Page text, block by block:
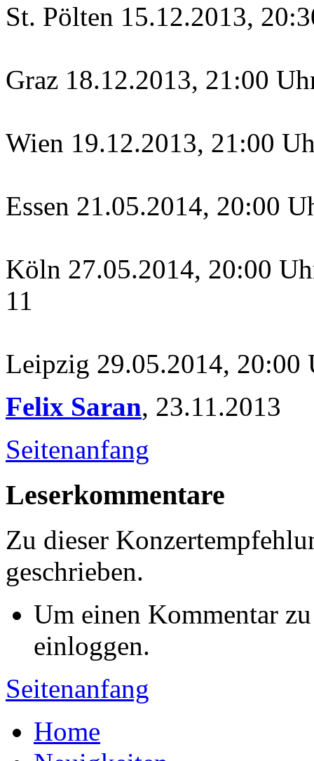
St. Pölten 15.12.2013,
Graz 18.12.2013, 21:00
Wien 19.12.2013, 21:00
Essen 21.05.2014, 20:00
Köln 27.05.2014, 20:00
11
Leipzig 29.05.2014,
Felix Saran, 23.11.2013
Seitenanfang
Leserkommentare
Zu dieser
geschrieben.
Um einen Kommentar
einloggen.
Seitenanfang
Home